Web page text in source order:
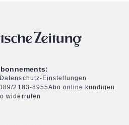
Datenschutz-Einstellungen
2183-8955Abo online kündigen
widerrufen